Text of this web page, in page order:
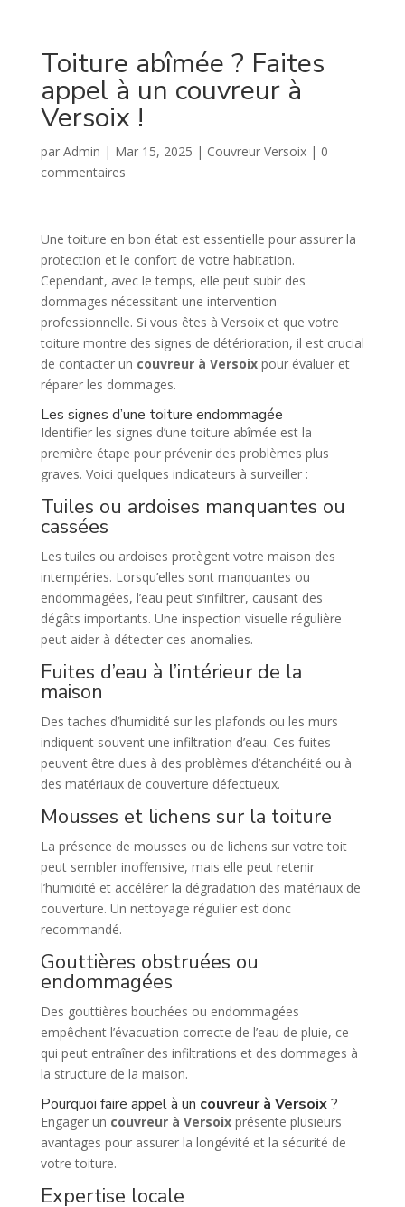
Toiture abîmée ? Faites
appel à un couvreur à
Versoix !
par Admin | Mar 15, 2025 | Couvreur Versoix| 0
commentaires
Une toiture en bon état est essentielle pour assurer la
protection et le confort de votre habitation.
Cependant, avec le temps, elle peut subir des
dommages nécessitant une intervention
professionnelle. Si vous êtes à Versoix et que votre
toiture montre des signes de détérioration, il est crucial
de contacter un couvreur à Versoixpour évaluer et
réparer les dommages.
Les signes d’une toiture endommagée
Identifier les signes d’une toiture abîmée est la
première étape pour prévenir des problèmes plus
graves. Voici quelques indicateurs à surveiller :
Tuiles ou ardoises manquantes ou
cassées
Les tuiles ou ardoises protègent votre maison des
intempéries. Lorsqu’elles sont manquantes ou
endommagées, l’eau peut s’infiltrer, causant des
dégâts importants. Une inspection visuelle régulière
peut aider à détecter ces anomalies.
Fuites d’eau à l’intérieur de la
maison
Des taches d’humidité sur les plafonds ou les murs
indiquent souvent une infiltration d’eau. Ces fuites
peuvent être dues à des problèmes d’étanchéité ou à
des matériaux de couverture défectueux.
Mousses et lichens sur la toiture
La présence de mousses ou de lichens sur votre toit
peut sembler inoffensive, mais elle peut retenir
l’humidité et accélérer la dégradation des matériaux de
couverture. Un nettoyage régulier est donc
recommandé.
Gouttières obstruées ou
endommagées
Des gouttières bouchées ou endommagées
empêchent l’évacuation correcte de l’eau de pluie, ce
qui peut entraîner des infiltrations et des dommages à
la structure de la maison.
Pourquoi faire appel à un couvreur à Versoix?
Engager un couvreur à Versoixprésente plusieurs
avantages pour assurer la longévité et la sécurité de
votre toiture.
Expertise locale